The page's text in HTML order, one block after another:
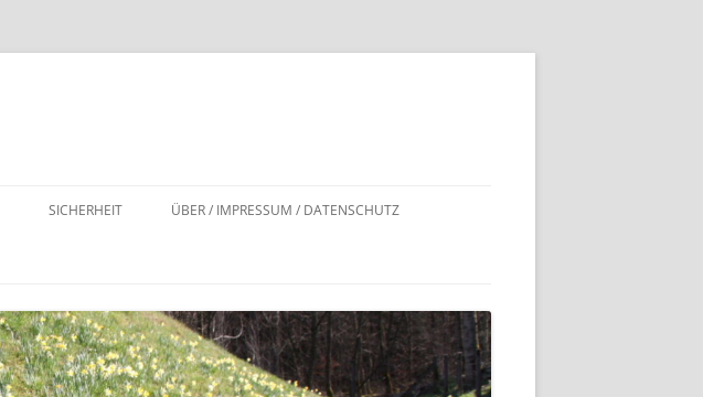
SICHERHEIT ÜBER / IMPRESSUM / DATENSCHUTZ